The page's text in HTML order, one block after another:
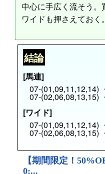
中心に手広く流そう。
ワイドも押さえておく
結論
[馬連]
07-(01,09,11,12,14)
07-(02,06,08,13,15)
[ワイド]
07-(01,09,11,12,14)
07-(02,06,08,13,15)